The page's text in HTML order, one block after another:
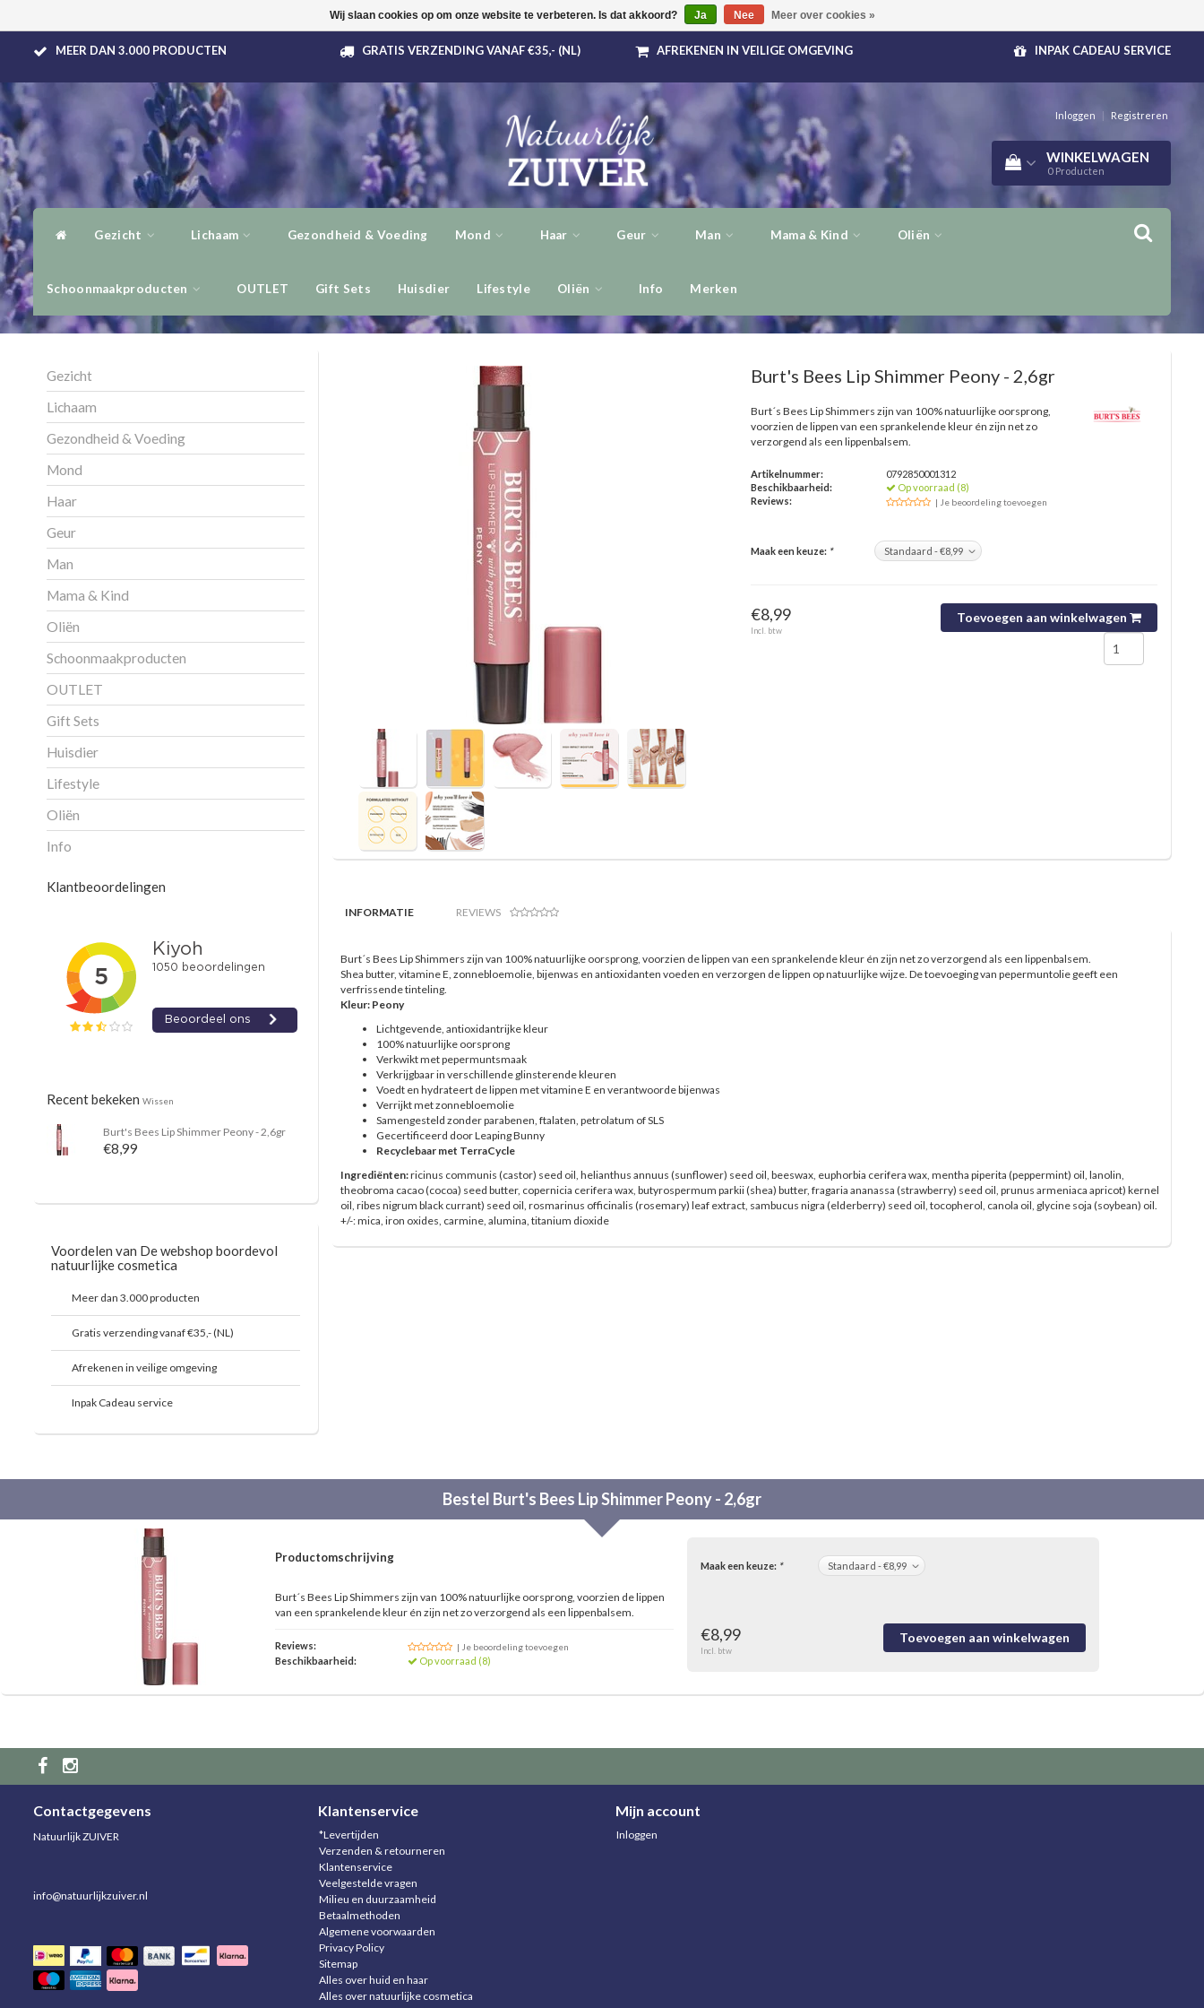
MEER DAN 3.000 PRODUCTEN GRATIS VERZENDING VANAF €35,- (NL) AFREKENEN IN VEILIGE OMGEVING INPAK CADEAU SERVICE
Inloggen | Registreren
WINKELWAGEN
0 Producten
Gezicht Lichaam Gezondheid & Voeding Mond Haar Geur Man Mama & Kind Oliën
Schoonmaakproducten OUTLET Gift Sets Huisdier Lifestyle Oliën Info Merken
Gezicht
Lichaam
Gezondheid & Voeding
Mond
Haar
Geur
Man
Mama & Kind
Oliën
Schoonmaakproducten
OUTLET
Gift Sets
Huisdier
Lifestyle
Oliën
Info
Klantbeoordelingen
Recent bekeken Wissen
Burt's Bees Lip Shimmer Peony - 2,6gr
€8,99
Voordelen van De webshop boordevol
natuurlijke cosmetica
Meer dan 3.000 producten
Gratis verzending vanaf €35,- (NL)
Afrekenen in veilige omgeving
Inpak Cadeau service
Burt's Bees Lip Shimmer Peony - 2,6gr
Burt´s Bees Lip Shimmers zijn van 100% natuurlijke oorsprong,
voorzien de lippen van een sprankelende kleur én zijn net zo
verzorgend als een lippenbalsem.
Artikelnummer:
0792850001312
Beschikbaarheid:
Op voorraad (8)
Reviews:
| Je beoordeling toevoegen
Maak een keuze: *
€8,99
Incl. btw
Toevoegen aan winkelwagen
INFORMATIE REVIEWS
Burt´s Bees Lip Shimmers zijn van 100% natuurlijke oorsprong, voorzien de lippen van een sprankelende kleur én zijn net zo verzorgend als een lippenbalsem.
Shea butter, vitamine E, zonnebloemolie, bijenwas en antioxidanten voeden en verzorgen de lippen op natuurlijke wijze. De toevoeging van pepermuntolie geeft een
verfrissende tinteling.
Kleur: Peony
Lichtgevende, antioxidantrijke kleur
100% natuurlijke oorsprong
Verkwikt met pepermuntsmaak
Verkrijgbaar in verschillende glinsterende kleuren
Voedt en hydrateert de lippen met vitamine E en verantwoorde bijenwas
Verrijkt met zonnebloemolie
Samengesteld zonder parabenen, ftalaten, petrolatum of SLS
Gecertificeerd door Leaping Bunny
Recyclebaar met TerraCycle
Ingrediënten:ricinus communis (castor) seed oil, helianthus annuus (sunflower) seed oil, beeswax, euphorbia cerifera wax, mentha piperita (peppermint) oil, lanolin,
theobroma cacao (cocoa) seed butter, copernicia cerifera wax, butyrospermum parkii (shea) butter, fragaria ananassa (strawberry) seed oil, prunus armeniaca apricot) kernel
oil, ribes nigrum black currant) seed oil, rosmarinus officinalis (rosemary) leaf extract, sambucus nigra (elderberry) seed oil, tocopherol, canola oil, glycine soja (soybean) oil.
+/-: mica, iron oxides, carmine, alumina, titanium dioxide
Bestel Burt's Bees Lip Shimmer Peony - 2,6gr
Productomschrijving
Burt´s Bees Lip Shimmers zijn van 100% natuurlijke oorsprong, voorzien de lippen
van een sprankelende kleur én zijn net zo verzorgend als een lippenbalsem.
Reviews: | Je beoordeling toevoegen
Beschikbaarheid: Op voorraad (8)
Maak een keuze: *
€8,99
Incl. btw
Contactgegevens
Natuurlijk ZUIVER
info@natuurlijkzuiver.nl
Klantenservice
*Levertijden
Verzenden & retourneren
Klantenservice
Veelgestelde vragen
Milieu en duurzaamheid
Betaalmethoden
Algemene voorwaarden
Privacy Policy
Sitemap
Alles over huid en haar
Alles over natuurlijke cosmetica
Mijn account
Inloggen
Wij slaan cookies op om onze website te verbeteren. Is dat akkoord? Ja Nee Meer over cookies »